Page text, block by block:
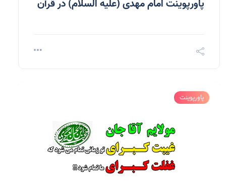
پاورپوینت امام مهدی (علیه السلام) در قرآن
پاورپوینت